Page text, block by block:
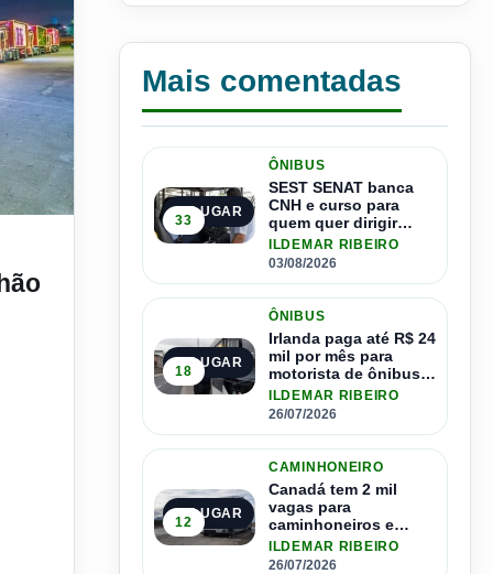
da coca cola vai desfilar.
Mais comentadas
1º LUGAR
33
ÔNIBUS
SEST SENAT banca
CNH e curso para
quem quer dirigir
ônibus
ILDEMAR RIBEIRO
03/08/2026
2º LUGAR
18
ÔNIBUS
Irlanda paga até R$ 24
mil por mês para
motorista de ônibus e
pode contratar até
1.500 motoristas
ILDEMAR RIBEIRO
26/07/2026
3º LUGAR
12
CAMINHONEIRO
Canadá tem 2 mil
vagas para
caminhoneiros e
salário de até R$ 24
mil por mês
ILDEMAR RIBEIRO
26/07/2026